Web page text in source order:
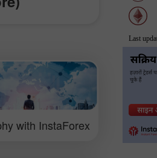
with InstaForex